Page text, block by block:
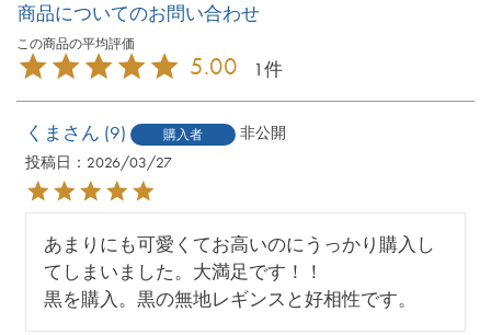
商品についてのお問い合わせ
5.00 1
くま 9 購入者
非公開
投稿日
2026/03/27
あまりにも可愛くてお高いのにうっかり購入し
てしまいました。大満足です！！
黒を購入。黒の無地レギンスと好相性です。